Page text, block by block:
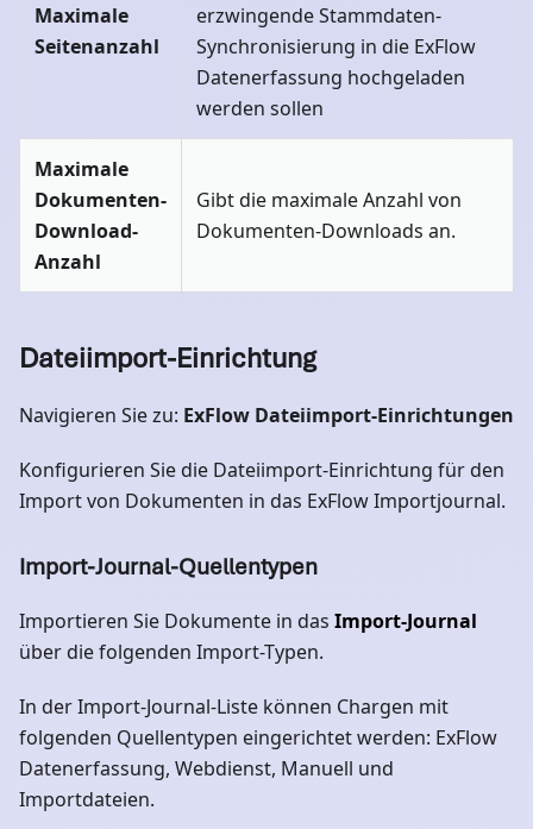
Maximale
Seitenanzahl
erzwingende Stammdaten-
Synchronisierung in die ExFlow
Datenerfassung hochgeladen
werden sollen
Maximale
Dokumenten-
Download-
Anzahl
Gibt die maximale Anzahl von
Dokumenten-Downloads an.
Dateiimport-Einrichtung
Navigieren Sie zu: ExFlow Dateiimport-Einrichtungen
Konfigurieren Sie die Dateiimport-Einrichtung für den
Import von Dokumenten in das ExFlow Importjournal.
Import-Journal-Quellentypen
Importieren Sie Dokumente in das Import-Journal
über die folgenden Import-Typen.
In der Import-Journal-Liste können Chargen mit
folgenden Quellentypen eingerichtet werden: ExFlow
Datenerfassung, Webdienst, Manuell und
Importdateien.